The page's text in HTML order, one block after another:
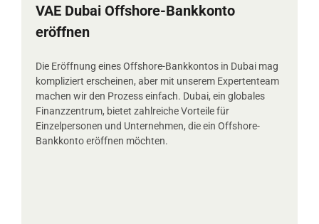
VAE Dubai Offshore-Bankkonto
eröffnen
Die Eröffnung eines Offshore-Bankkontos in Dubai mag
kompliziert erscheinen, aber mit unserem Expertenteam
machen wir den Prozess einfach. Dubai, ein globales
Finanzzentrum, bietet zahlreiche Vorteile für
Einzelpersonen und Unternehmen, die ein Offshore-
Bankkonto eröffnen möchten.